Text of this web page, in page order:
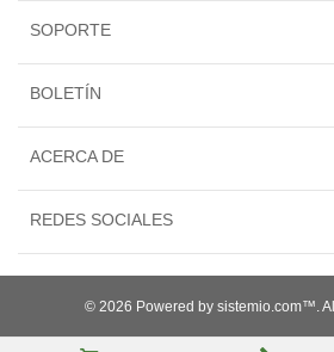
SOPORTE
BOLETÍN
ACERCA DE
REDES SOCIALES
© 2026 Powered by sistemio.com™.